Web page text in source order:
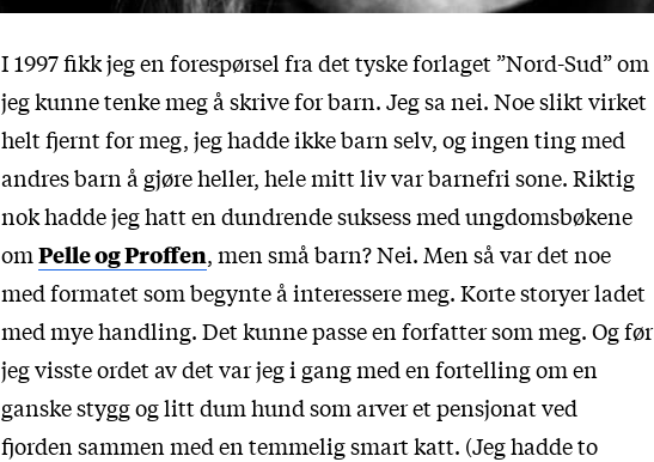
I 1997 fikk jeg en forespørsel fra det tyske forlaget ”Nord-Sud” om
jeg kunne tenke meg å skrive for barn. Jeg sa nei. Noe slikt virket
helt fjernt for meg, jeg hadde ikke barn selv, og ingen ting med
andres barn å gjøre heller, hele mitt liv var barnefri sone. Riktig
nok hadde jeg hatt en dundrende suksess med ungdomsbøkene
omPelle og Proffen, men små barn? Nei. Men så var det noe
med formatet som begynte å interessere meg. Korte storyer ladet
med mye handling. Det kunne passe en forfatter som meg. Og før
jeg visste ordet av det var jeg i gang med en fortelling om en
ganske stygg og litt dum hund som arver et pensjonat ved
fjorden sammen med en temmelig smart katt. (Jeg hadde to